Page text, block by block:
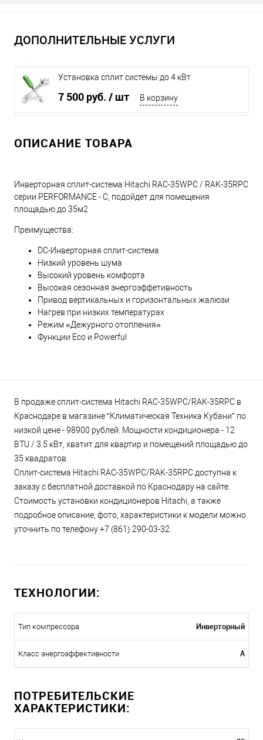
ДОПОЛНИТЕЛЬНЫЕ УСЛУГИ
Установка сплит системы до 4 кВт
7 500 руб. / шт В корзину
ОПИСАНИЕ ТОВАРА
Инверторная сплит-система Hitachi RAC-35WPC / RAK-35RPC
серии PERFORMANCE - C, подойдет для помещения
площадью до 35м2
Преимущества:
DC-Инверторная сплит-система
Низкий уровень шума
Высокий уровень комфорта
Высокая сезонная энергоэффетивность
Привод вертикальных и горизонтальных жалюзи
Нагрев при низких температурах
Режим «Дежурного отопления»
Функции Eco и Powerful
В продаже сплит-система Hitachi RAC-35WPC/RAK-35RPC в
Краснодаре в магазине “Климатическая Техника Кубани” по
низкой цене - 98900 рублей. Мощности кондиционера - 12
BTU / 3.5 кВт, хватит для квартир и помещений площадью до
35 квадратов.
Сплит-система Hitachi RAC-35WPC/RAK-35RPC доступна к
заказу с бесплатной доставкой по Краснодару на сайте.
Стоимость установки кондиционеров Hitachi, а также
подробное описание, фото, характеристики к модели можно
уточнить по телефону +7 (861) 290-03-32.
ТЕХНОЛОГИИ:
Тип компрессора Инверторный
Класс энергоэффективности A
ПОТРЕБИТЕЛЬСКИЕ
ХАРАКТЕРИСТИКИ: